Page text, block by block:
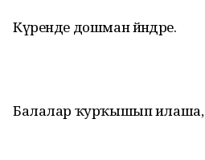
Күренде дошман йәндәре.
Балалар ҡурҡышып илаша,